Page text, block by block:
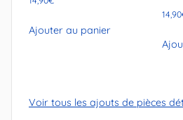
Ajouter au panier
14,90
Voir tous les ajouts de pièces